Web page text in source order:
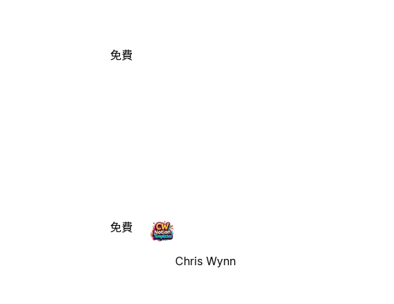
免費
免費
Chris Wynn